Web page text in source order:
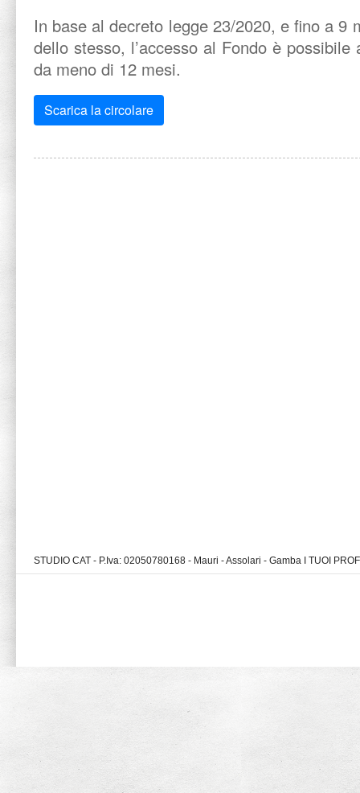
In base al decreto legge 23/2020, e fino a 9
dello stesso, l’accesso al Fondo è
da meno di 12 mesi.
Scarica la circolare
STUDIO CAT - P.Iva: 02050780168 - Mauri - Assolari - Gamba I TUOI